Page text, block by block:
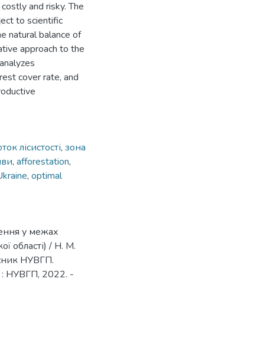
and risky. The
to scientific
natural balance of
approach to the
cover rate, and
лісистості, зона
, afforestation,
, optimal
у межах
області) / Н. М.
НУВГП.
: НУВГП, 2022. -